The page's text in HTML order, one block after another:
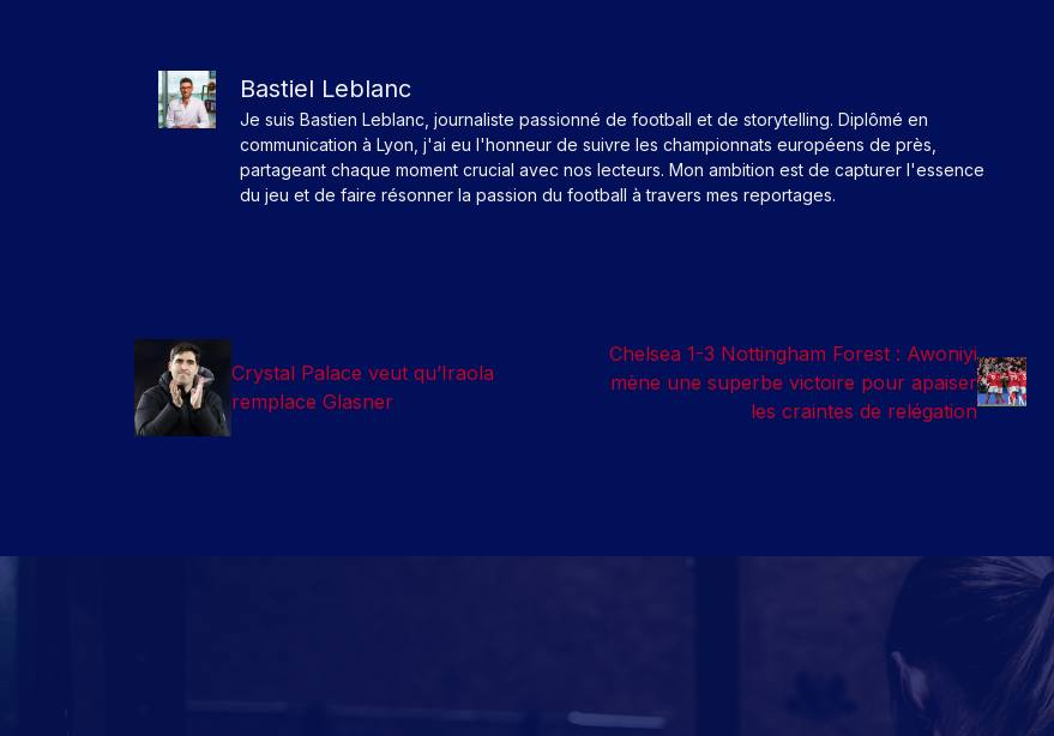
Bastiel Leblanc
Je suis Bastien Leblanc, journaliste passionné de football et de storytelling. Diplômé en
communication à Lyon, j'ai eu l'honneur de suivre les championnats européens de près,
partageant chaque moment crucial avec nos lecteurs. Mon ambition est de capturer l'essence
du jeu et de faire résonner la passion du football à travers mes reportages.
Crystal Palace veut qu’Iraola
remplace Glasner
Chelsea 1-3 Nottingham Forest : Awoniyi
mène une superbe victoire pour apaiser
les craintes de relégation